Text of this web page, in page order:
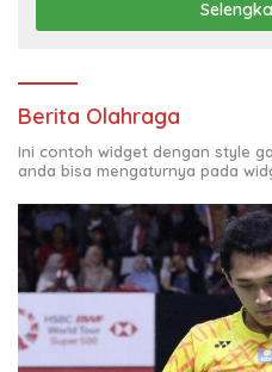
Berita Olahraga
Ini contoh widget dengan style
anda bisa mengaturnya pada